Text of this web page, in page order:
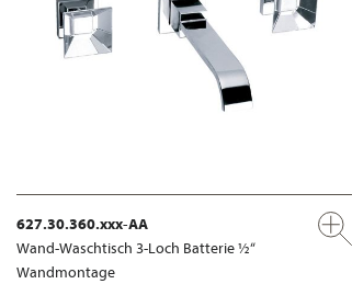
627.30.360.xxx-AA
Wand-Waschtisch 3-Loch Batterie ½“
Wandmontage